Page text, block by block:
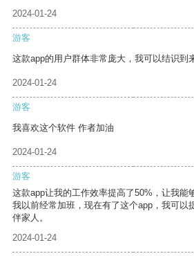
2024-01-24
游客
这款app的用户群体非常庞大，我可以结识到
2024-01-24
游客
我喜欢这个软件 作者加油
2024-01-24
游客
这款app让我的工作效率提高了50%，让我能
我以前经常加班，现在有了这个app，我可以
伴家人。
2024-01-24